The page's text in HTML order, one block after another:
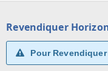
Revendiquer
Pour